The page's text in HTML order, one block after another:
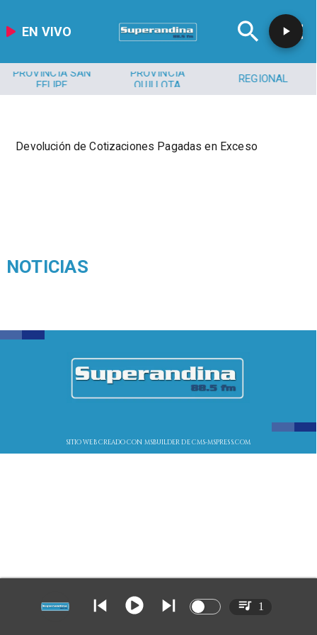
EN VIVO
PROVINCIA SAN
FELIPE
PROVINCIA
QUILLOTA
REGIONAL
Devolución de Cotizaciones Pagadas en Exceso
NOTICIAS
SITIO WEB CREADO CON MSBUILDER DE CMS-MSPRESS.COM
1